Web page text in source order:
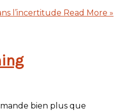
l’incertitude Read More »
bien plus que